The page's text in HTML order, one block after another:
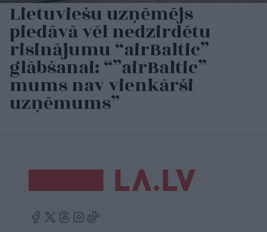
Lietuviešu uzņēmējs
piedāvā vēl nedzirdētu
risinājumu “airBaltic”
glābšanai: “”airBaltic”
mums nav vienkārši
uzņēmums”